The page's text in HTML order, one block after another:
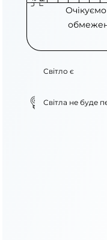
Світло є
Світла не буде